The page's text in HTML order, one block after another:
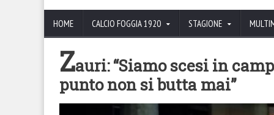
HOME CALCIO FOGGIA 1920 STAGIONE
Zauri: “Siamo scesi in
punto non si butta mai”